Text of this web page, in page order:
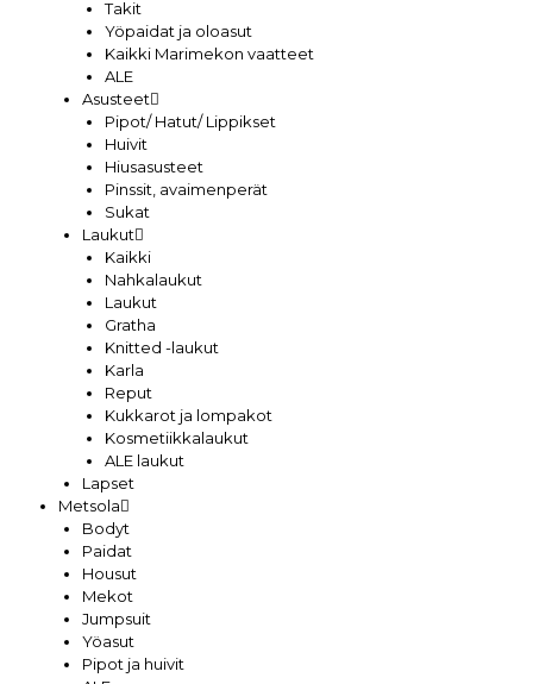
Takit
Yöpaidat ja oloasut
Kaikki Marimekon vaatteet
ALE
Asusteet
Pipot/ Hatut/ Lippikset
Huivit
Hiusasusteet
Pinssit, avaimenperät
Sukat
Laukut
Kaikki
Nahkalaukut
Laukut
Gratha
Knitted -laukut
Karla
Reput
Kukkarot ja lompakot
Kosmetiikkalaukut
ALE laukut
Lapset
Metsola
Bodyt
Paidat
Housut
Mekot
Jumpsuit
Yöasut
Pipot ja huivit